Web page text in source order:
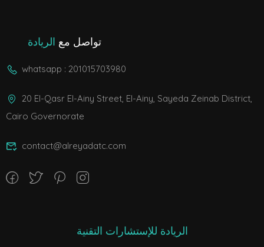
تواصل مع الريادة
whatsapp : 201015703980
20 El-Qasr El-Ainy Street, El-Ainy, Sayeda Zeinab District,
Cairo Governorate
contact@alreyadatc.com
الريادة للإستشارات التقنية